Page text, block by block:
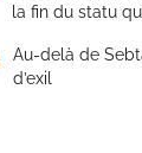
la fin du statu
Au-delà de
d’exil